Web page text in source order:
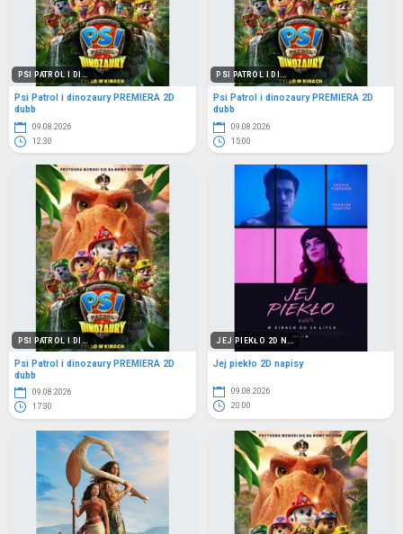
PSI PATROL I DI...
Psi Patrol i dinozaury PREMIERA 2D
dubb
09.08.2026
12:30
PSI PATROL I DI...
Psi Patrol i dinozaury PREMIERA 2D
dubb
09.08.2026
15:00
PSI PATROL I DI...
Psi Patrol i dinozaury PREMIERA 2D
dubb
09.08.2026
17:30
JEJ PIEKŁO 2D N...
Jej piekło 2D napisy
09.08.2026
20:00